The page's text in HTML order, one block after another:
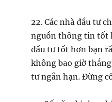
22. Các nhà đầu tư
nguồn thông tin tốt
đầu tư tốt hơn bạn
không bao giờ
tư ngắn hạn. Đừng